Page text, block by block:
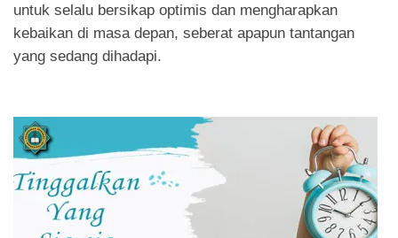
untuk selalu bersikap optimis dan mengharapkan
kebaikan di masa depan, seberat apapun tantangan
yang sedang dihadapi.